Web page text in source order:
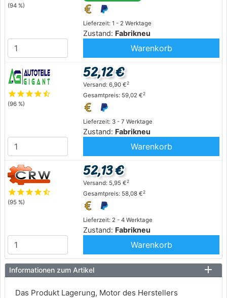
(94 %)
Lieferzeit: 1 - 2 Werktage
Zustand: Fabrikneu
Warenkorb
starstarstarstarstar_half
(96 %)
Lieferzeit: 3 - 7 Werktage
Zustand: Fabrikneu
52,12 €
Versand: 6,90 €2
Gesamtpreis: 59,02 €2
Warenkorb
starstarstarstarstar_half
(95 %)
Lieferzeit: 2 - 4 Werktage
Zustand: Fabrikneu
52,13 €
Versand: 5,95 €2
Gesamtpreis: 58,08 €2
Warenkorb
Informationen zum Artikel
Das Produkt Lagerung, Motor des Herstellers